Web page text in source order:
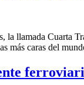
Cuarta
más caras del